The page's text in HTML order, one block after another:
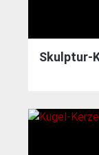
Skulptur-